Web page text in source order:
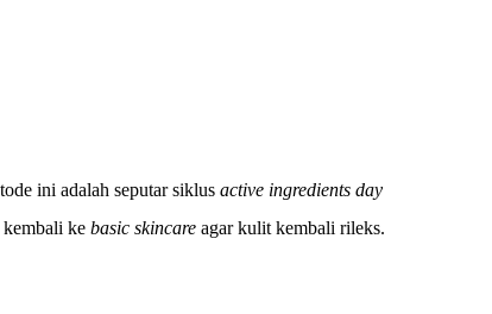
ini adalah seputar siklusactive ingredients day
kembali kebasic skincare agar kulit kembali rileks.